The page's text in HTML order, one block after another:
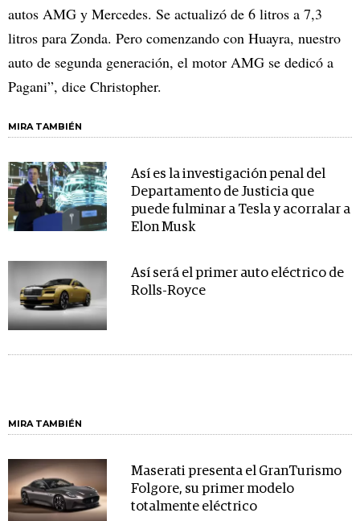
autos AMG y Mercedes. Se actualizó de 6 litros a 7,3
litros para Zonda. Pero comenzando con Huayra, nuestro
auto de segunda generación, el motor AMG se dedicó a
Pagani”, dice Christopher.
MIRA TAMBIÉN
Así es la investigación penal del
Departamento de Justicia que
puede fulminar a Tesla y acorralar a
Elon Musk
Así será el primer auto eléctrico de
Rolls-Royce
MIRA TAMBIÉN
Maserati presenta el GranTurismo
Folgore, su primer modelo
totalmente eléctrico